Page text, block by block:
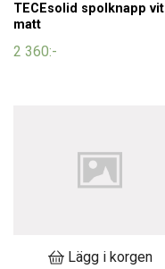
TECEsolid spolknapp vit
matt
2 360:-
Lägg i korgen